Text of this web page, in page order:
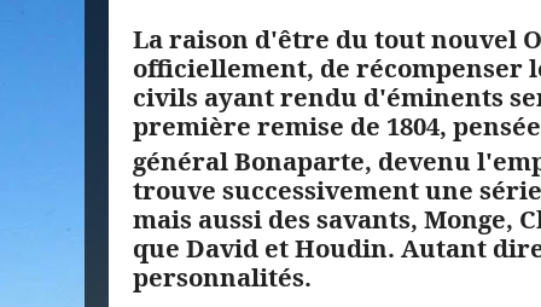
La raison d'être du tout nouvel
officiellement, de récompenser
civils ayant rendu d'éminents
première remise de 1804,
général Bonaparte, devenu
trouve successivement une
mais aussi des savants, Monge,
que David et Houdin. Autant
personnalités.